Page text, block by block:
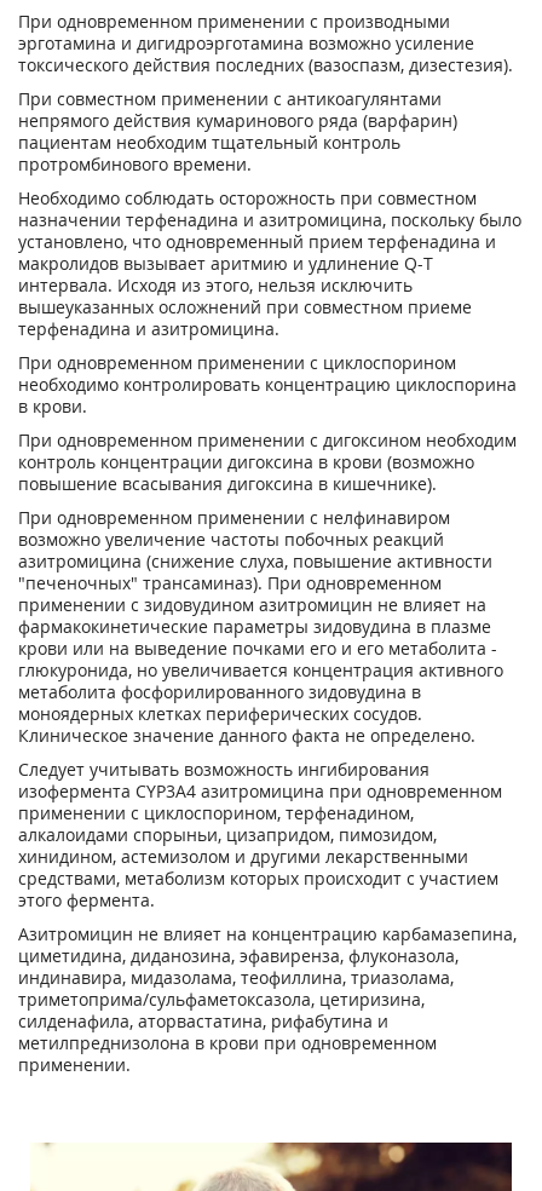
При одновременном применении с производными
эрготамина и дигидроэрготамина возможно усиление
токсического действия последних (вазоспазм, дизестезия).
При совместном применении с антикоагулянтами
непрямого действия кумаринового ряда (варфарин)
пациентам необходим тщательный контроль
протромбинового времени.
Необходимо соблюдать осторожность при совместном
назначении терфенадина и азитромицина, поскольку было
установлено, что одновременный прием терфенадина и
макролидов вызывает аритмию и удлинение Q-T
интервала. Исходя из этого, нельзя исключить
вышеуказанных осложнений при совместном приеме
терфенадина и азитромицина.
При одновременном применении с циклоспорином
необходимо контролировать концентрацию циклоспорина
в крови.
При одновременном применении с дигоксином необходим
контроль концентрации дигоксина в крови (возможно
повышение всасывания дигоксина в кишечнике).
При одновременном применении с нелфинавиром
возможно увеличение частоты побочных реакций
азитромицина (снижение слуха, повышение активности
"печеночных" трансаминаз). При одновременном
применении с зидовудином азитромицин не влияет на
фармакокинетические параметры зидовудина в плазме
крови или на выведение почками его и его метаболита -
глюкуронида, но увеличивается концентрация активного
метаболита фосфорилированного зидовудина в
моноядерных клетках периферических сосудов.
Клиническое значение данного факта не определено.
Следует учитывать возможность ингибирования
изофермента CYP3A4 азитромицина при одновременном
применении с циклоспорином, терфенадином,
алкалоидами спорыньи, цизапридом, пимозидом,
хинидином, астемизолом и другими лекарственными
средствами, метаболизм которых происходит с участием
этого фермента.
Азитромицин не влияет на концентрацию карбамазепина,
циметидина, диданозина, эфавиренза, флуконазола,
индинавира, мидазолама, теофиллина, триазолама,
триметоприма/сульфаметоксазола, цетиризина,
силденафила, аторвастатина, рифабутина и
метилпреднизолона в крови при одновременном
применении.